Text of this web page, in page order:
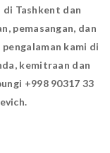
di Tashkent dan
pemasangan, dan
kami di
kemitraan dan
+998 90317 33